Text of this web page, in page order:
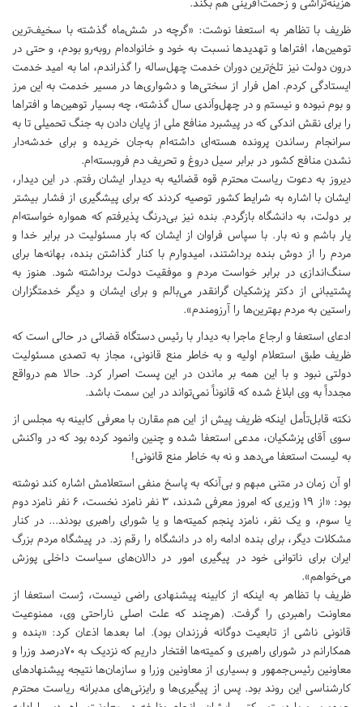
ظریف با تظاهر به استعفا نوشت: «گرچه در شش‌ماه گذشته با سخیف‌ترین
توهین‌ها، افتراها و تهدیدها نسبت به خود و خانواده‌ام رو‌به‌رو بودم، و حتی در
درون دولت نیز تلخ‌ترین دوران خدمت چهل‌ساله را گذراندم، اما به امید خدمت
ایستادگی کردم. اهل فرار از سختی‌ها و دشواری‌ها در مسیر خدمت به این مرز
و بوم نبوده و نیستم و در چهل‌واَندی سال گذشته، چه بسیار توهین‌ها و افتراها
را برای نقش اندکی که در پیشبرد منافع ملی از پایان دادن به جنگ تحمیلی تا به
سرانجام رساندن پرونده هسته‌ای داشته‌ام به‌جان خریده و برای خدشه‌دار
نشدن منافع کشور در برابر سیل دروغ و تحریف دم فروبسته‌ام.
دیروز به دعوت ریاست محترم قوه قضائیه به دیدار ایشان رفتم. در این دیدار،
ایشان با اشاره به شرایط کشور توصیه کردند که برای پیشگیری از فشار بیشتر
بر دولت، به دانشگاه بازگردم. بنده نیز بی‌درنگ پذیرفتم که همواره خواسته‌ام
یار باشم و نه بار. با سپاس فراوان از ایشان که بار مسئولیت در برابر خدا و
مردم را از دوش بنده برداشتند، امیدوارم با کنار گذاشتن بنده، بهانه‌ها برای
سنگ‌اندازی در برابر خواست مردم و موفقیت دولت برداشته شود. هنوز به
پشتیبانی از دکتر پزشکیان گرانقدر می‌بالم و برای ایشان و دیگر خدمتگزاران
راستین به مردم بهترین‌ها را آرزومندم».
ادعای استعفا و ارجاع ماجرا به دیدار با رئیس دستگاه قضائی در حالی است که
ظریف طبق استعلام اولیه و به خاطر منع قانونی، مجاز به تصدی مسئولیت
دولتی نبود و با این همه بر ماندن در این پست اصرار کرد. حالا هم درواقع
مجدداً به وی ابلاغ شده که قانوناً نمی‌تواند در این سمت باشد.
نکته قابل‌تأمل اینکه ظریف پیش از این هم مقارن با معرفی کابینه به مجلس از
سوی آقای پزشکیان، مدعی استعفا شده و چنین وانمود کرده بود که در واکنش
به لیست استعفا می‌دهد و نه به خاطر منع قانونی!
او آن زمان در متنی مبهم و بی‌آنکه به پاسخ منفی استعلامش اشاره کند نوشته
بود: «از ۱۹ وزیری که امروز معرفی شدند، ۳ نفر نامزد نخست، ۶ نفر نامزد دوم
یا سوم، و یک نفر، نامزد پنجم کمیته‌ها و یا شورای راهبری بودند... در کنار
مشکلات دیگر، برای بنده ادامه راه در دانشگاه را رقم زد. در پیشگاه مردم بزرگ
ایران برای ناتوانی خود در پیگیری امور در دالان‌های سیاست داخلی پوزش
می‌خواهم».
ظریف با تظاهر به اینکه از کابینه پیشنهادی راضی نیست، ژست استعفا از
معاونت راهبردی را گرفت. (هرچند که علت اصلی ناراحتی وی، ممنوعیت
قانونی ناشی از تابعیت دوگانه فرزندان بود). اما بعدها اذعان کرد: «بنده و
همکارانم در شورای راهبری و کمیته‌ها افتخار داریم که نزدیک به ۷۰درصد وزرا و
معاونین رئیس‌جمهور و بسیاری از معاونین وزرا و سازمان‌ها نتیجه پیشنهادهای
کارشناسی این روند بود. پس از پیگیری‌ها و رایزنی‌های مدبرانه ریاست محترم